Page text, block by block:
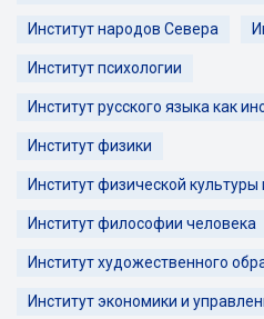
Институт народов Севера
Институт психологии
Институт русского языка как
Институт физики
Институт физической культуры
Институт философии человека
Институт художественного
Институт экономики и